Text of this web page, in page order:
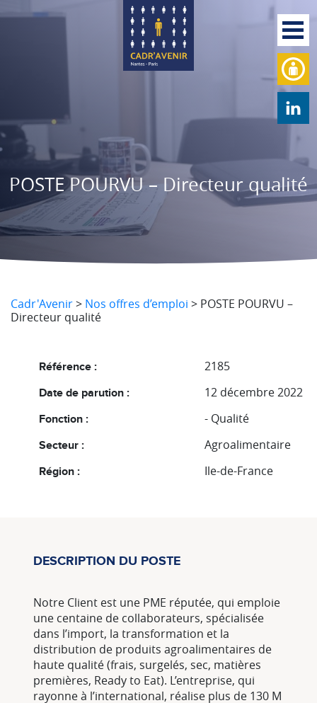
POSTE POURVU – Directeur qualité
Cadr'Avenir> Nos offres d’emploi > POSTE POURVU –
Directeur qualité
Référence : 2185
Date de parution : 12 décembre 2022
Fonction : - Qualité
Secteur : Agroalimentaire
Région : Ile-de-France
DESCRIPTION DU POSTE
Notre Client est une PME réputée, qui emploie
une centaine de collaborateurs, spécialisée
dans l’import, la transformation et la
distribution de produits agroalimentaires de
haute qualité (frais, surgelés, sec, matières
premières, Ready to Eat). L’entreprise, qui
rayonne à l’international, réalise plus de 130 M